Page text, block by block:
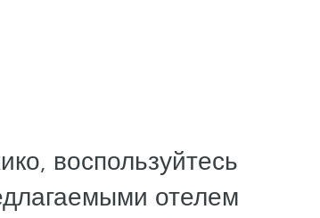
воспользуйтесь
отелем